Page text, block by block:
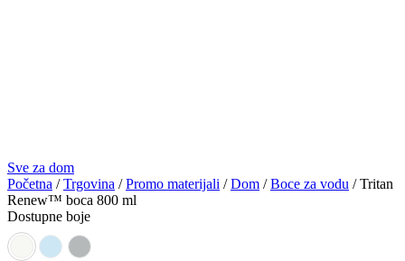
Sve za dom
Početna /Trgovina /Promo materijali /Dom /Boce za vodu / Tritan
Renew™ boca 800 ml
Dostupne boje